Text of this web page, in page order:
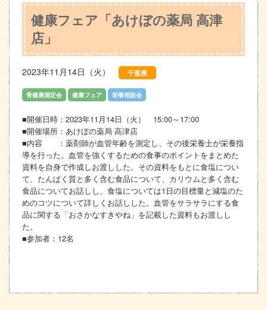
健康フェア「あけぼの薬局 高津
店」
2023年11月14日（火） 千葉県
骨健康測定会 健康フェア 栄養相談会
■開催日時：2023年11月14日（火） 15:00～17:00
■開催場所：あけぼの薬局 高津店
■内容 ：薬剤師が血管年齢を測定し、その後栄養士が栄養指
導を行った。血管を強くするための食事のポイントをまとめた
資料を自身で作成しお渡しした。その資料をもとに食塩につい
て、たんぱく質と多く含む食品について、カリウムと多く含む
食品についてお話しし、食塩については1日の目標量と減塩のた
めのコツについて詳しくお話しした。血管をサラサラにする食
品に関する「おさかなすきやね」を記載した資料もお渡しし
た。
■参加者：12名